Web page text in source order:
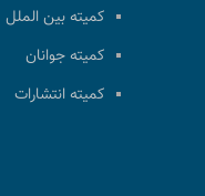
کمیته بین الملل
کمیته جوانان
کمیته انتشارات